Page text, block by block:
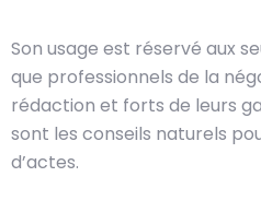
Son usage est réservé aux
que professionnels de la
rédaction et forts de leurs
sont les conseils naturels
d’actes.